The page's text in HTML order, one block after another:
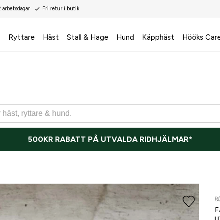
Fri retur i butik
Ryttare Häst Stall & Hage Hund Käpphäst Hööks
500KR RABATT PÅ UTVALDA RIDHJÄLMAR*